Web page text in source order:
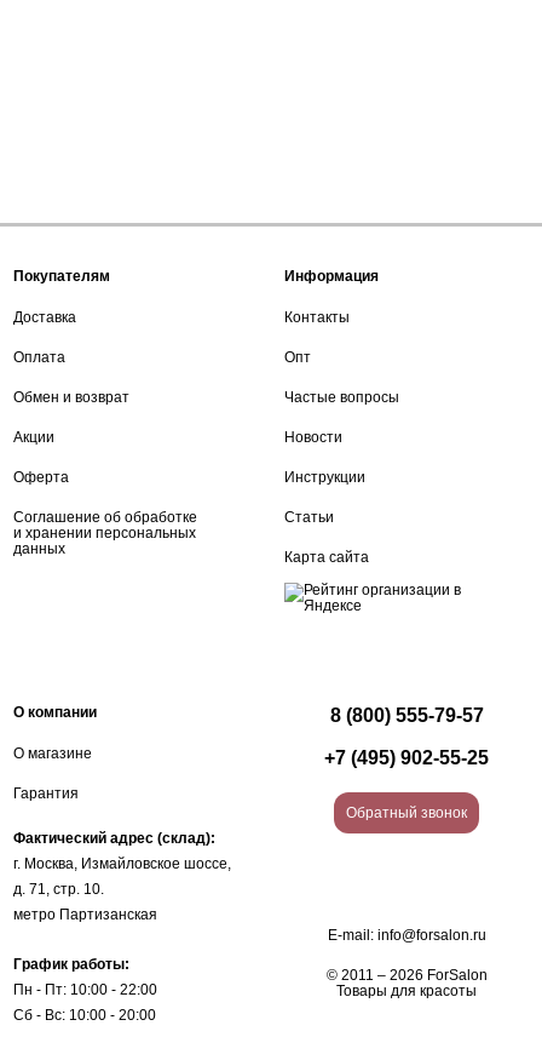
Покупателям
Доставка
Оплата
Обмен и возврат
Акции
Оферта
Соглашение об обработке
и хранении персональных
данных
Информация
Контакты
Опт
Частые вопросы
Новости
Инструкции
Статьи
Карта сайта
О компании
О магазине
Гарантия
Фактический адрес (склад):
г. Москва, Измайловское шоссе,
д. 71, стр. 10.
метро Партизанская
График работы:
Пн - Пт: 10:00 - 22:00
Сб - Вс: 10:00 - 20:00
8 (800) 555-79-57
+7 (495) 902-55-25
Обратный звонок
E-mail: info@forsalon.ru
© 2011 – 2026 ForSalon
Товары для красоты